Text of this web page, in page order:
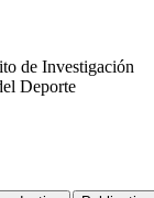
de Investigación
Deporte